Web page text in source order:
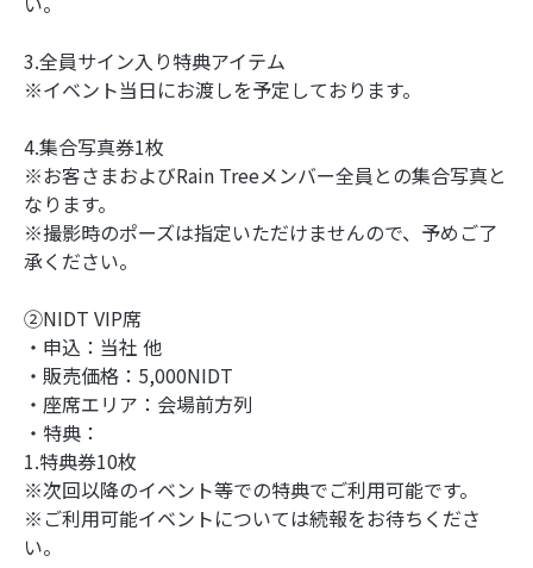
3.全員サイン入り特典アイテム
※イベント当日にお渡しを予定しております。
4.集合写真券1枚
※お客さまおよびRain Treeメンバー全員との集合写真と
なります。
※撮影時のポーズは指定いただけませんので、予めご了
承ください。
②NIDT VIP席
・申込：当社 他
・販売価格：5,000NIDT
・座席エリア：会場前方列
・特典：
1.特典券10枚
※次回以降のイベント等での特典でご利用可能です。
※ご利用可能イベントについては続報をお待ちくださ
い。